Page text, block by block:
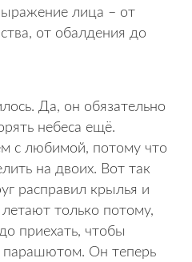
лица – от
от обалдения до
Да, он обязательно
небеса ещё.
с любимой, потому что
на двоих. Вот так
расправил крылья и
только потому,
приехать, чтобы
парашютом. Он теперь